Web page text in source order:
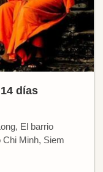
días
El barrio
Chi Minh, Siem